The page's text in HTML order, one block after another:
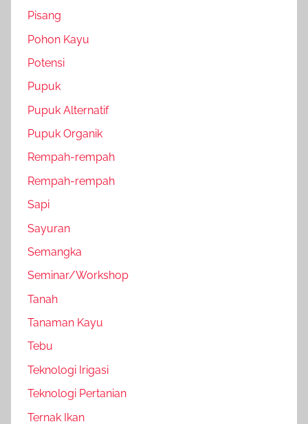
Pisang
Pohon Kayu
Potensi
Pupuk
Pupuk Alternatif
Pupuk Organik
Rempah-rempah
Rempah-rempah
Sapi
Sayuran
Semangka
Seminar/Workshop
Tanah
Tanaman Kayu
Tebu
Teknologi Irigasi
Teknologi Pertanian
Ternak Ikan